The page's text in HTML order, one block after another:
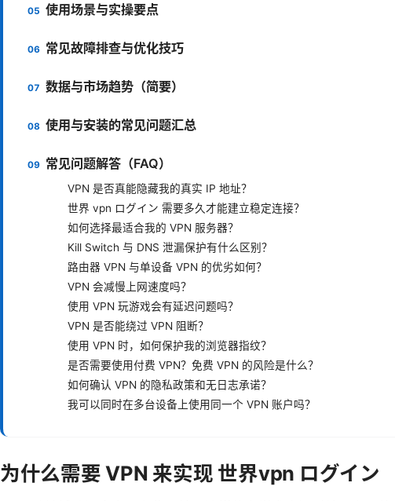
使用场景与实操要点
常见故障排查与优化技巧
数据与市场趋势（简要）
使用与安装的常见问题汇总
常见问题解答（FAQ）
VPN 是否真能隐藏我的真实 IP 地址？
世界 vpn ログイン 需要多久才能建立稳定连接？
如何选择最适合我的 VPN 服务器？
Kill Switch 与 DNS 泄漏保护有什么区别？
路由器 VPN 与单设备 VPN 的优劣如何？
VPN 会减慢上网速度吗？
使用 VPN 玩游戏会有延迟问题吗？
VPN 是否能绕过 VPN 阻断？
使用 VPN 时，如何保护我的浏览器指纹？
是否需要使用付费 VPN？免费 VPN 的风险是什么？
如何确认 VPN 的隐私政策和无日志承诺？
我可以同时在多台设备上使用同一个 VPN 账户吗？
为什么需要 VPN 来实现 世界vpn ログイン